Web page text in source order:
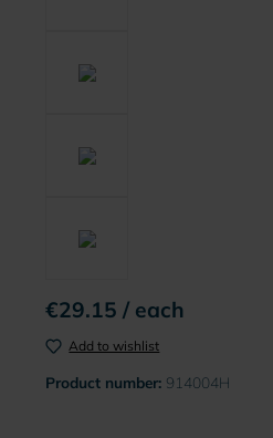
€29.15 / each
Add to wishlist
Product number: 914004H